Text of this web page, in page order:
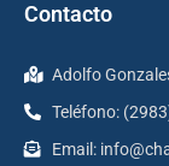
Contacto
Adolfo
Teléfono:
Email: